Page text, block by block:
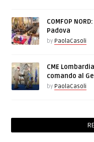
COMFOP
Padova
by PaolaCasoli
CME
comando al
by PaolaCasoli